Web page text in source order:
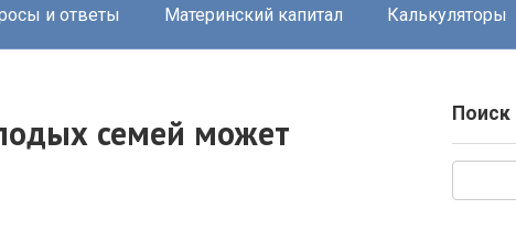
и ответы Материнский капитал Калькуляторы
семей может
Поиск